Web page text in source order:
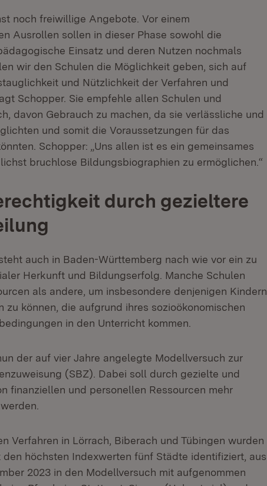
noch freiwillige Angebote. Vor einem
Ausrollen sollen in dieser Phase sowohl die
Einsatz und deren Nutzen nochmals
wir den Schulen die Möglichkeit geben, sich auf
und Nützlichkeit der Verfahren und
Schopper. Sie empfehle allen Schulen und
davon Gebrauch zu machen, da sie verlässliche und
und somit die Voraussetzungen für das
Schopper: „Uns allen ist es ein gemeinsames
bruchlose Bildungsbiographien zu ermöglichen.“
durch gezieltere
auch in Baden-Württemberg nach wie vor ein zu
Herkunft und Bildungserfolg. Manche Schulen
als andere, um insbesondere denjenigen Kindern
können, die aufgrund ihres sozioökonomischen
in den Unterricht kommen.
der auf vier Jahre angelegte Modellversuch zur
(SBZ). Dabei soll durch gezielte und
finanziellen und personellen Ressourcen mehr
Verfahren in Lörrach, Biberach und Tübingen wurden
höchsten Indexwerten fünf Städte identifiziert, aus
2023 in den Modellversuch mit aufgenommen